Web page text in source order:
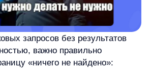
перейти в соответствующие
к новинкам
связаться
или службой поддержки
как Wildberries или OZON,
результата предлагают